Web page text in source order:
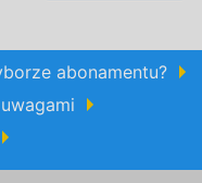
abonamentu?